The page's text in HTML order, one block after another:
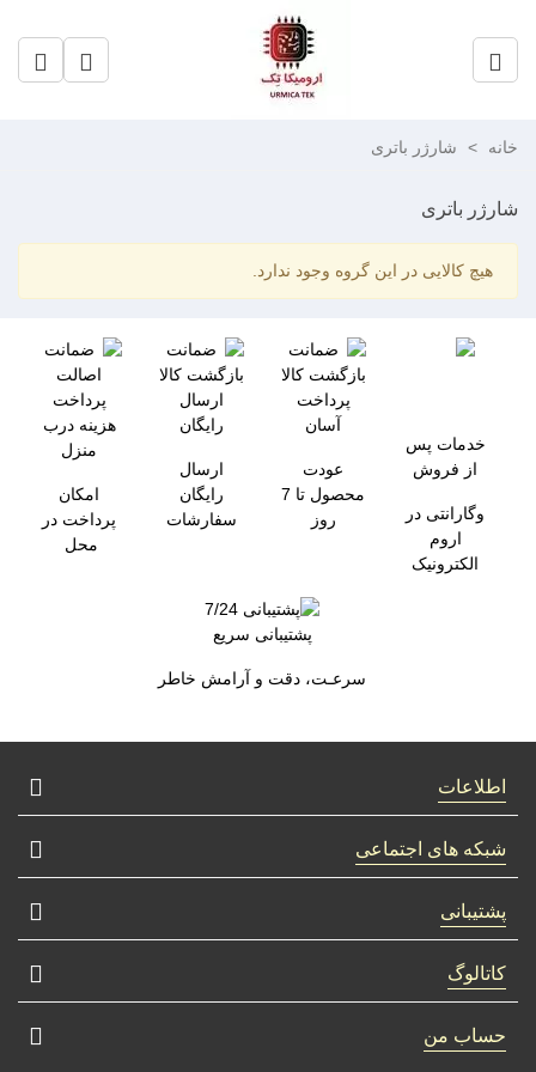
خانه > شارژر باتری
شارژر باتری
هیچ کالایی در این گروه وجود ندارد.
خدمات پس
از فروش
وگارانتی در
اروم
الکترونیک
پرداخت
آسان
عودت
محصول تا 7
روز
ارسال
رایگان
ارسال
رایگان
سفارشات
پرداخت
هزینه درب
منزل
امکان
پرداخت در
محل
پشتیبانی سریع
سرعـت، دقت و آرامش خاطر
اطلاعات
شبکه های اجتماعی
پشتیبانی
کاتالوگ
حساب من